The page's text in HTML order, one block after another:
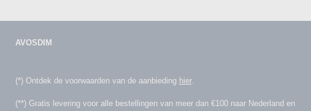
AVOSDIM
(*) Ontdek de voorwaarden van de aanbieding hier.
(**) Gratis levering voor alle bestellingen van meer dan €100 naar Nederland en